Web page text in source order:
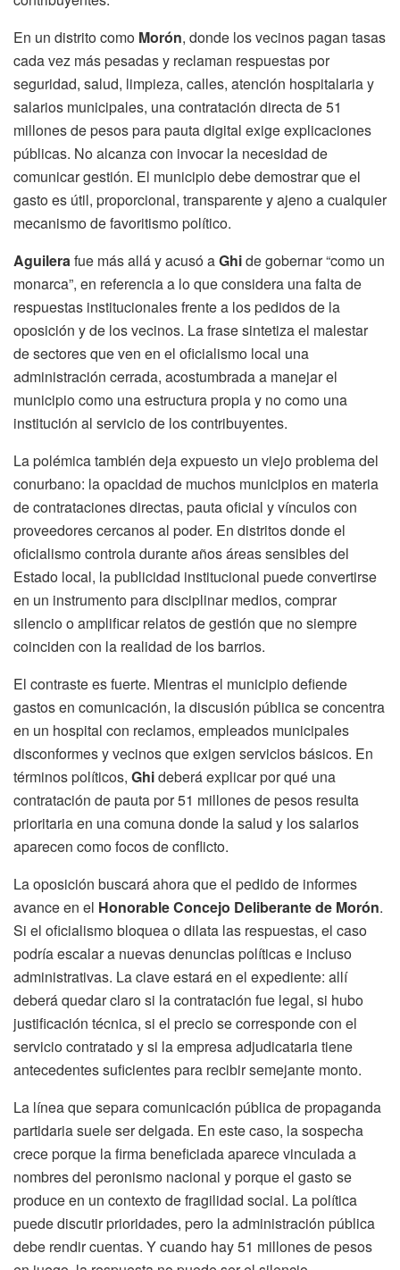
En un distrito como Morón, donde los vecinos pagan tasas
cada vez más pesadas y reclaman respuestas por
seguridad, salud, limpieza, calles, atención hospitalaria y
salarios municipales, una contratación directa de 51
millones de pesos para pauta digital exige explicaciones
públicas. No alcanza con invocar la necesidad de
comunicar gestión. El municipio debe demostrar que el
gasto es útil, proporcional, transparente y ajeno a cualquier
mecanismo de favoritismo político.
Aguilerafue más allá y acusó aGhide gobernar “como un
monarca”, en referencia a lo que considera una falta de
respuestas institucionales frente a los pedidos de la
oposición y de los vecinos. La frase sintetiza el malestar
de sectores que ven en el oficialismo local una
administración cerrada, acostumbrada a manejar el
municipio como una estructura propia y no como una
institución al servicio de los contribuyentes.
La polémica también deja expuesto un viejo problema del
conurbano: la opacidad de muchos municipios en materia
de contrataciones directas, pauta oficial y vínculos con
proveedores cercanos al poder. En distritos donde el
oficialismo controla durante años áreas sensibles del
Estado local, la publicidad institucional puede convertirse
en un instrumento para disciplinar medios, comprar
silencio o amplificar relatos de gestión que no siempre
coinciden con la realidad de los barrios.
El contraste es fuerte. Mientras el municipio defiende
gastos en comunicación, la discusión pública se concentra
en un hospital con reclamos, empleados municipales
disconformes y vecinos que exigen servicios básicos. En
términos políticos, Ghideberá explicar por qué una
contratación de pauta por 51 millones de pesos resulta
prioritaria en una comuna donde la salud y los salarios
aparecen como focos de conflicto.
La oposición buscará ahora que el pedido de informes
avance en el Honorable Concejo Deliberante de Morón.
Si el oficialismo bloquea o dilata las respuestas, el caso
podría escalar a nuevas denuncias políticas e incluso
administrativas. La clave estará en el expediente: allí
deberá quedar claro si la contratación fue legal, si hubo
justificación técnica, si el precio se corresponde con el
servicio contratado y si la empresa adjudicataria tiene
antecedentes suficientes para recibir semejante monto.
La línea que separa comunicación pública de propaganda
partidaria suele ser delgada. En este caso, la sospecha
crece porque la firma beneficiada aparece vinculada a
nombres del peronismo nacional y porque el gasto se
produce en un contexto de fragilidad social. La política
puede discutir prioridades, pero la administración pública
debe rendir cuentas. Y cuando hay 51 millones de pesos